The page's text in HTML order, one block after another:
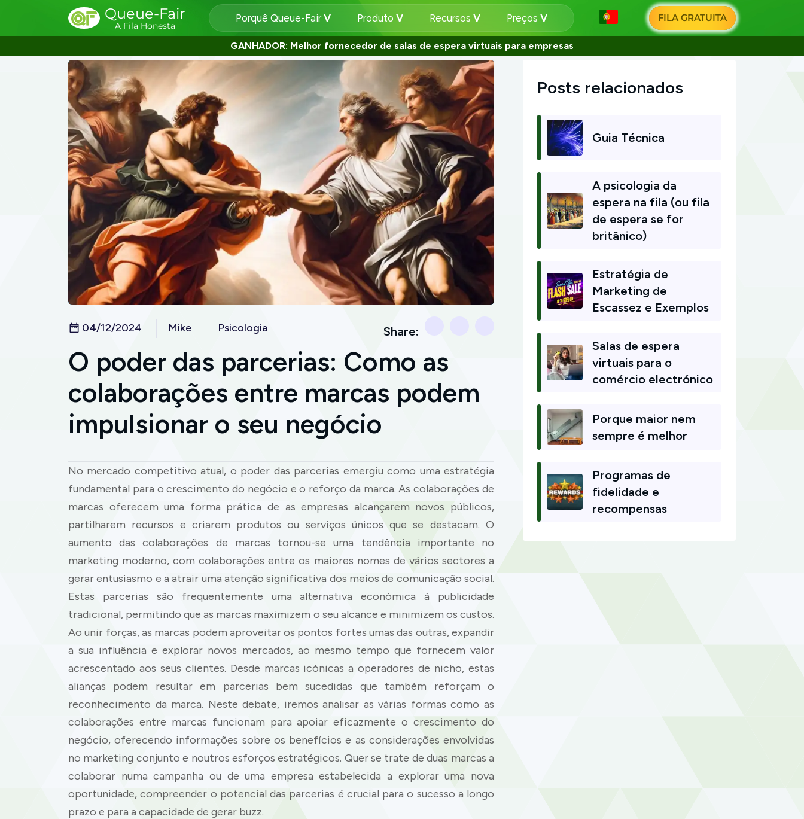
Queue-Fair
A Fila Honesta
Porquê Queue-Fair Produto Recursos Preços FILA GRATUITA
GANHADOR: Melhor fornecedor de salas de espera virtuais para empresas
04/12/2024 Mike Psicologia Share:
O poder das parcerias: Como as
colaborações entre marcas podem
impulsionar o seu negócio
No mercado competitivo atual, o poder das parcerias emergiu como uma estratégia
fundamental para o crescimento do negócio e o reforço da marca. As colaborações de
marcas oferecem uma forma prática de as empresas alcançarem novos públicos,
partilharem recursos e criarem produtos ou serviços únicos que se destacam. O
aumento das colaborações de marcas tornou-se uma tendência importante no
marketing moderno, com colaborações entre os maiores nomes de vários sectores a
gerar entusiasmo e a atrair uma atenção significativa dos meios de comunicação social.
Estas parcerias são frequentemente uma alternativa económica à publicidade
tradicional, permitindo que as marcas maximizem o seu alcance e minimizem os custos.
Ao unir forças, as marcas podem aproveitar os pontos fortes umas das outras, expandir
a sua influência e explorar novos mercados, ao mesmo tempo que fornecem valor
acrescentado aos seus clientes. Desde marcas icónicas a operadores de nicho, estas
alianças podem resultar em parcerias bem sucedidas que também reforçam o
reconhecimento da marca. Neste debate, iremos analisar as várias formas como as
colaborações entre marcas funcionam para apoiar eficazmente o crescimento do
negócio, oferecendo informações sobre os benefícios e as considerações envolvidas
no marketing conjunto e noutros esforços estratégicos. Quer se trate de duas marcas a
colaborar numa campanha ou de uma empresa estabelecida a explorar uma nova
oportunidade, compreender o potencial das parcerias é crucial para o sucesso a longo
prazo e para a capacidade de gerar buzz.
Posts relacionados
Guia Técnica
A psicologia da
espera na fila (ou fila
de espera se for
britânico)
Estratégia de
Marketing de
Escassez e Exemplos
Salas de espera
virtuais para o
comércio electrónico
Porque maior nem
sempre é melhor
Programas de
fidelidade e
recompensas